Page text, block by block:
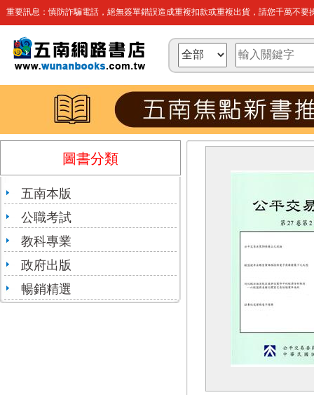
重要訊息：慎防詐騙電話，絕無簽單錯誤造成重複扣款或重複出貨，請您千萬不要
圖書分類
五南本版
公職考試
教科專業
政府出版
暢銷精選